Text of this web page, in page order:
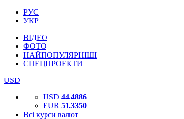
РУС
УКР
ВІДЕО
ФОТО
НАЙПОПУЛЯРНІШІ
СПЕЦПРОЕКТИ
USD
USD 44.4886
EUR 51.3350
Всі курси валют